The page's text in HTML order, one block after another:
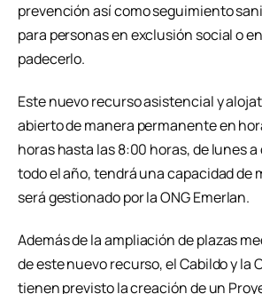
prevención así como seguimiento
para personas en exclusión social o
padecerlo.
Este nuevo recurso asistencial y
abierto de manera permanente en
horas hasta las 8:00 horas, de lunes
todo el año, tendrá una capacidad de
será gestionado por la ONG Emerlan.
Además de la ampliación de plazas
de este nuevo recurso, el Cabildo y la
tienen previsto la creación de un